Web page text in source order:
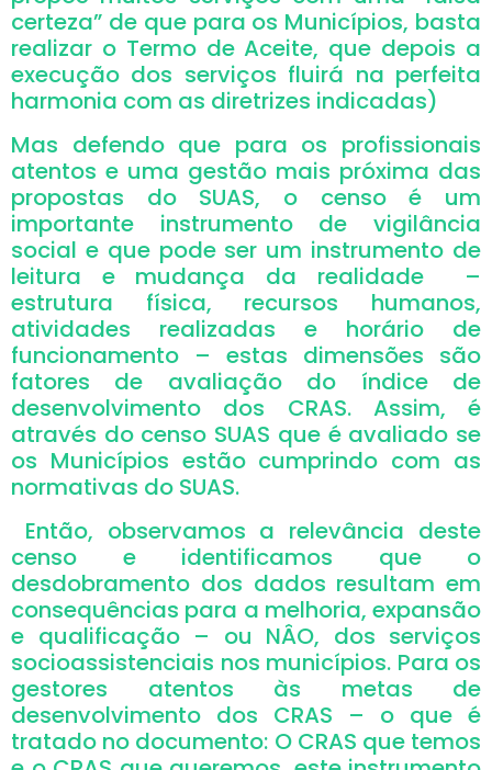
certeza” de que para os Municípios, basta
realizar o Termo de Aceite, que depois a
execução dos serviços fluirá na perfeita
harmonia com as diretrizes indicadas)
Mas defendo que para os profissionais
atentos e uma gestão mais próxima das
propostas do SUAS, o censo é um
importante instrumento de vigilância
social e que pode ser um instrumento de
leitura e mudança da realidade –
estrutura física, recursos humanos,
atividades realizadas e horário de
funcionamento – estas dimensões são
fatores de avaliação do índice de
desenvolvimento dos CRAS. Assim, é
através do censo SUAS que é avaliado se
os Municípios estão cumprindo com as
normativas do SUAS.
Então, observamos a relevância deste
censo e identificamos que o
desdobramento dos dados resultam em
consequências para a melhoria, expansão
e qualificação – ou NÂO, dos serviços
socioassistenciais nos municípios. Para os
gestores atentos às metas de
desenvolvimento dos CRAS – o que é
tratado no documento: O CRAS que temos